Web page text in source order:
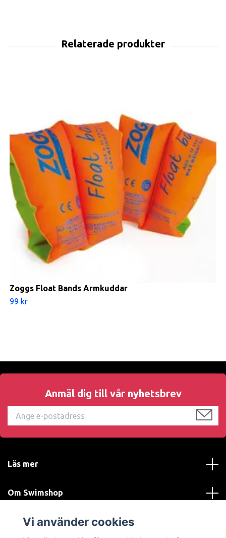
Zoggs Float Bands Armkuddar
99 kr
Anmäl dig till vår nyhetsbrev
Läs mer
Om Swimshop
Kundtjänst
Vi använder cookies